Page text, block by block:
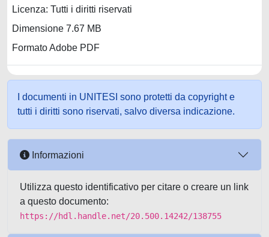
Licenza: Tutti i diritti riservati
Dimensione 7.67 MB
Formato Adobe PDF
I documenti in UNITESI sono protetti da copyright e
tutti i diritti sono riservati, salvo diversa indicazione.
Informazioni
Utilizza questo identificativo per citare o creare un link
a questo documento:
https://hdl.handle.net/20.500.14242/138755